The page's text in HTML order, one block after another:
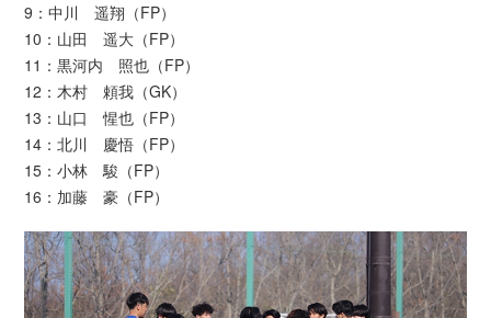
9：中川 遥翔（FP）
10：山田 遥大（FP）
11：黒河内 照也（FP）
12：木村 頼我（GK）
13：山口 惺也（FP）
14：北川 慶悟（FP）
15：小林 駿（FP）
16：加藤 豪（FP）